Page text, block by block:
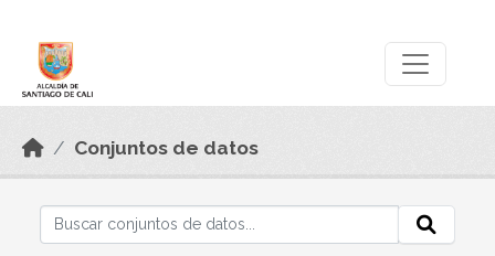
Conjuntos de datos